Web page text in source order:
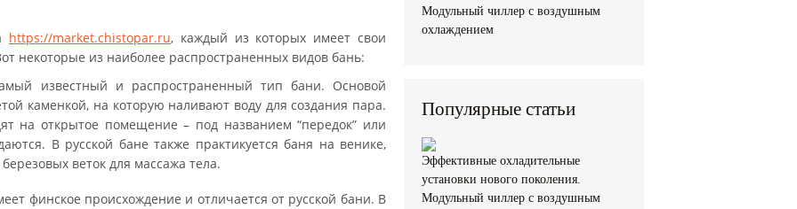
https://market.chistopar.ru, каждый из которых имеет свои
некоторые из наиболее распространенных видов бань:
известный и распространенный тип бани. Основой
каменкой, на которую наливают воду для создания пара.
на открытое помещение – под названием “передок” или
В русской бане также практикуется баня на венике,
веток для массажа тела.
финское происхождение и отличается от русской бани. В
Модульный чиллер с воздушным
охлаждением
Популярные статьи
Эффективные охладительные
установки нового поколения.
Модульный чиллер с воздушным